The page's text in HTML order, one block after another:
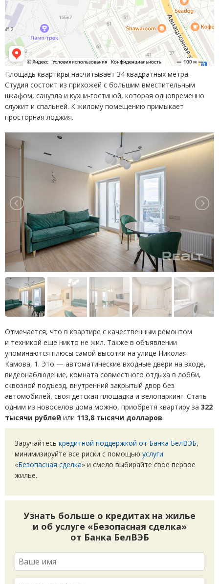
Площадь квартиры насчитывает 34 квадратных метра.
Студия состоит из прихожей с большим вместительным
шкафом, санузла и кухни-гостиной, которая одновременно
служит и спальней. К жилому помещению примыкает
просторная лоджия.
Отмечается, что в квартире с качественным ремонтом
и техникой еще никто не жил. Также в объявлении
упоминаются плюсы самой высотки на улице Николая
Камова, 1. Это — автоматические входные двери на входе,
видеонаблюдение, комната совместного отдыха в лобби,
сквозной подъезд, внутренний закрытый двор без
автомобилей, своя детская площадка и велопаркинг. Стать
одним из новоселов дома можно, приобретя квартиру за 322
тысячи рублей или 113,8 тысячи долларов.
Заручайтесь кредитной поддержкой от Банка БелВЭБ,
минимизируйте все риски с помощью услуги
«Безопасная сделка» и смело выбирайте свое первое
жилье.
Узнать больше о кредитах на жилье
и об услуге «Безопасная сделка»
от Банка БелВЭБ